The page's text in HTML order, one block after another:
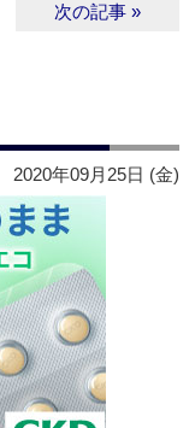
次の記事 »
2020年09月25日 (金)